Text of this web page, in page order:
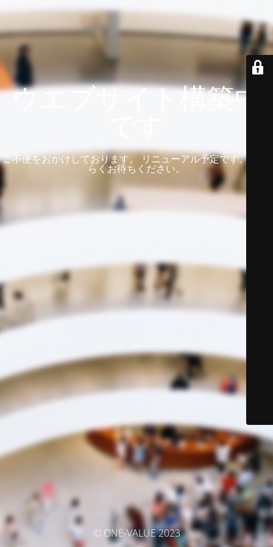
ウエブサイト構築中
ご不便をおかけしております。 リニューアル予定です。 しば
らくお待ちください。
© ONE-VALUE 2023